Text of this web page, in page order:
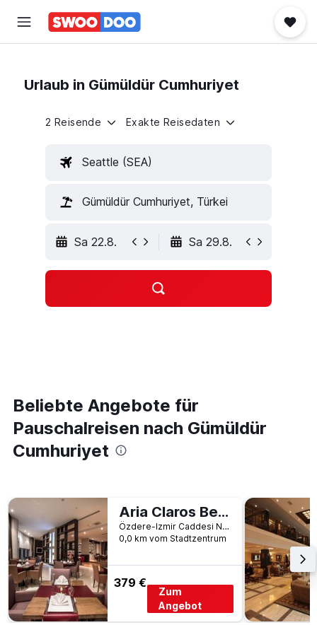
Urlaub in Gümüldür Cumhuriyet
2 Reisende Exakte Reisedaten
Seattle (SEA)
Gümüldür Cumhuriyet, Türkei
Sa 22.8. Sa 29.8.
Beliebte Angebote für
Pauschalreisen nach Gümüldür
Cumhuriyet
Aria Claros Beach & Spa Resort
Özdere-Izmir Caddesi No:104, Ozdere, Türkei
0,0 km vom Stadtzentrum
379 €
Zum
Angebot